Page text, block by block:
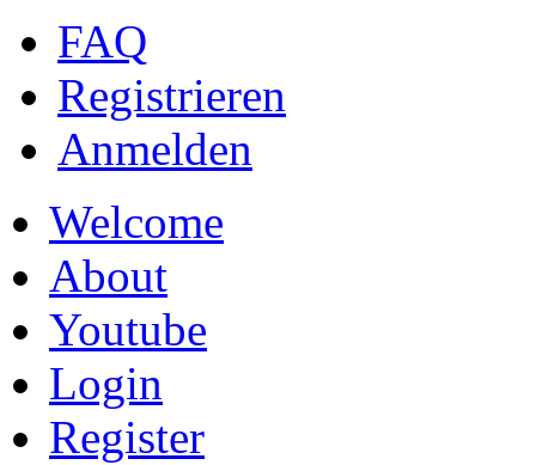
FAQ
Registrieren
Anmelden
Welcome
About
Youtube
Login
Register